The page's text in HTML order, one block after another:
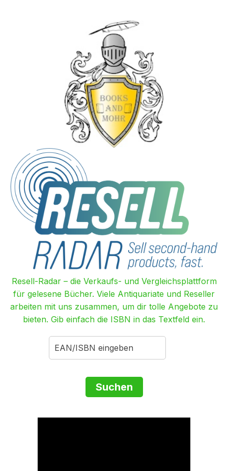
Resell-Radar – die Verkaufs- und Vergleichsplattform
für gelesene Bücher. Viele Antiquariate und Reseller
arbeiten mit uns zusammen, um dir tolle Angebote zu
bieten. Gib einfach die ISBN in das Textfeld ein.